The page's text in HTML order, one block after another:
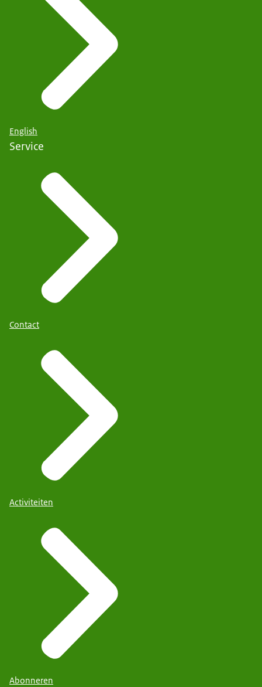
English
Service
Contact
Activiteiten
Abonneren